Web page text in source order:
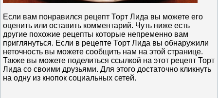
Если вам понравился рецепт Торт Лида вы можете его
оценить или оставить комментарий. Чуть ниже есть
другие похожие рецепты которые непременно вам
приглянуться. Если в рецепте Торт Лида вы обнаружили
неточность вы можете сообщить нам на этой странице.
Также вы можете поделиться ссылкой на этот рецепт Торт
Лида со своими друзьями. Для этого достаточно кликнуть
на одну из кнопок социальных сетей.